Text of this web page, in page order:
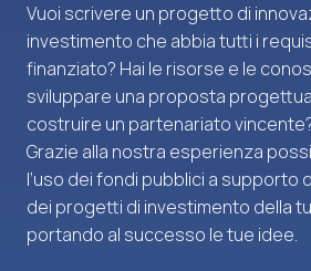
Vuoi scrivere un progetto di
investimento che abbia tutti i
finanziato? Hai le risorse e le
sviluppare una proposta
costruire un partenariato
Grazie alla nostra esperienza
l’uso dei fondi pubblici a supporto
dei progetti di investimento della
portando al successo le tue idee.